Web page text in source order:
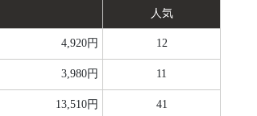
人気
4,920円 12
3,980円 11
13,510円 41